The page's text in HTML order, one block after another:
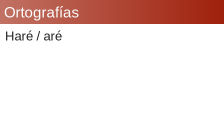
Ortografías
Haré / aré